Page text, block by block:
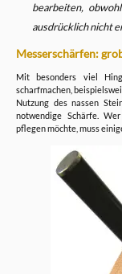
bearbeiten,
ausdrücklich nicht
Messerschärfen:
Mit besonders viel
scharfmachen,
Nutzung des nassen
notwendige Schärfe.
pflegen möchte, muss